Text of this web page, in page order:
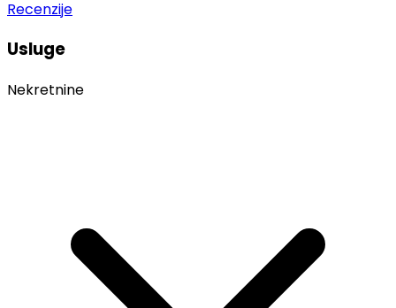
Recenzije
Usluge
Nekretnine